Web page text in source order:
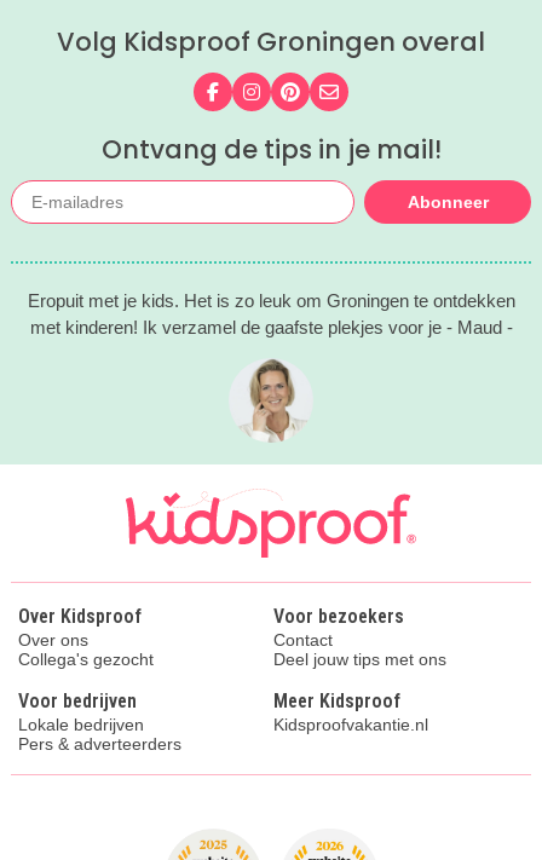
Volg Kidsproof Groningen overal
Volg ons op Facebook
Volg ons op Instagram
Volg ons op Pinterest
Mail ons
Ontvang de tips in je mail!
Abonneer
Eropuit met je kids. Het is zo leuk om Groningen te ontdekken
met kinderen! Ik verzamel de gaafste plekjes voor je - Maud -
Over Kidsproof
Over ons
Collega's gezocht
Voor bezoekers
Contact
Deel jouw tips met ons
Voor bedrijven
Lokale bedrijven
Pers & adverteerders
Meer Kidsproof
Kidsproofvakantie.nl